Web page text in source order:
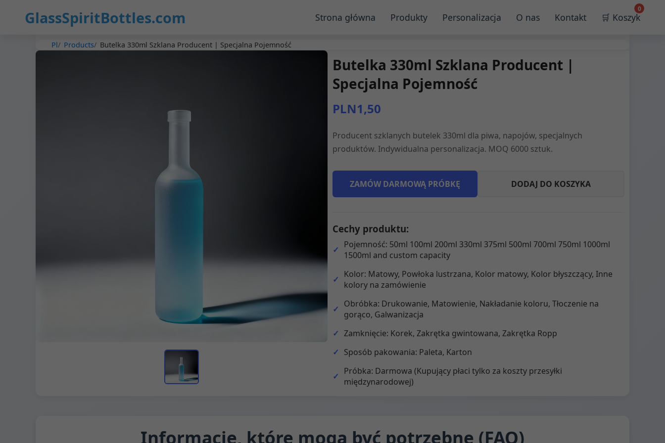
GlassSpiritBottles.com Strona główna Produkty Personalizacja O nas Kontakt 🛒 Koszyk
0
Pl Products Butelka 330ml Szklana Producent | Specjalna Pojemność
Butelka 330ml Szklana Producent |
Specjalna Pojemność
PLN1,50
Producent szklanych butelek 330ml dla piwa, napojów, specjalnych
produktów. Indywidualna personalizacja. MOQ 6000 sztuk.
ZAMÓW DARMOWĄ PRÓBKĘ DODAJ DO KOSZYKA
Cechy produktu:
Pojemność: 50ml 100ml 200ml 330ml 375ml 500ml 700ml 750ml 1000ml
1500ml and custom capacity
Kolor: Matowy, Powłoka lustrzana, Kolor matowy, Kolor błyszczący, Inne
kolory na zamówienie
Obróbka: Drukowanie, Matowienie, Nakładanie koloru, Tłoczenie na
gorąco, Galwanizacja
Zamknięcie: Korek, Zakrętka gwintowana, Zakrętka Ropp
Sposób pakowania: Paleta, Karton
Próbka: Darmowa (Kupujący płaci tylko za koszty przesyłki
międzynarodowej)
Informacje, które mogą być potrzebne (FAQ)